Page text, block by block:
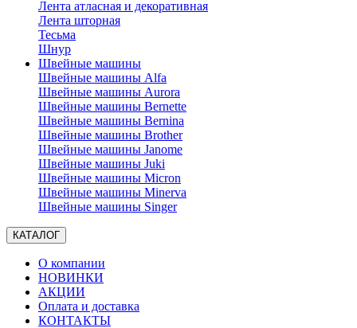
Лента aтласная и декоративная
Лента шторная
Тесьма
Шнур
Швейные машины
Швейные машины Alfa
Швейные машины Aurora
Швейные машины Bernette
Швейные машины Bernina
Швейные машины Brother
Швейные машины Janome
Швейные машины Juki
Швейные машины Micron
Швейные машины Minerva
Швейные машины Singer
КАТАЛОГ
О компании
НОВИНКИ
АКЦИИ
Оплата и доставка
КОНТАКТЫ